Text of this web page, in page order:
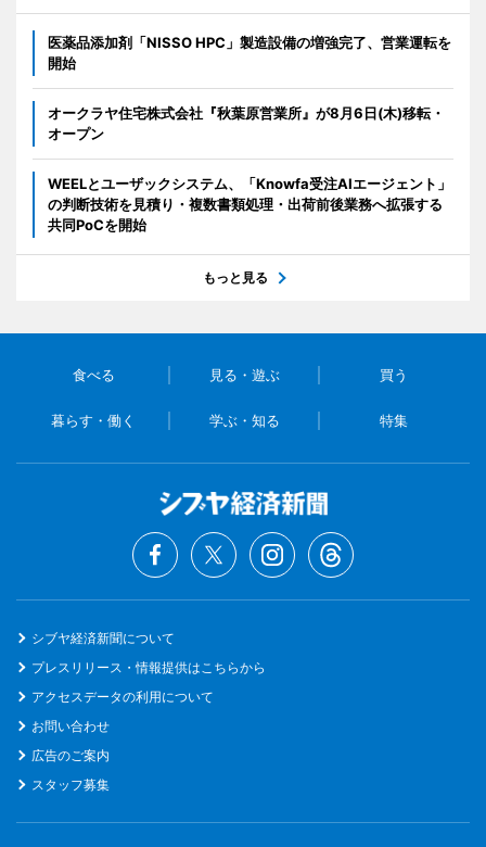
医薬品添加剤「NISSO HPC」製造設備の増強完了、営業運転を
開始
オークラヤ住宅株式会社『秋葉原営業所』が8月6日(木)移転・
オープン
WEELとユーザックシステム、「Knowfa受注AIエージェント」
の判断技術を見積り・複数書類処理・出荷前後業務へ拡張する
共同PoCを開始
もっと見る
食べる 見る・遊ぶ 買う
暮らす・働く 学ぶ・知る 特集
シブヤ経済新聞について
プレスリリース・情報提供はこちらから
アクセスデータの利用について
お問い合わせ
広告のご案内
スタッフ募集